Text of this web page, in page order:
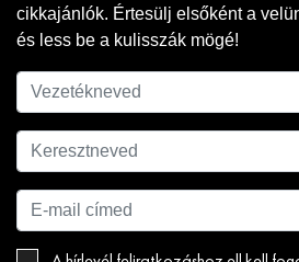
cikkajánlók. Értesülj elsőként a
és less be a kulisszák mögé!